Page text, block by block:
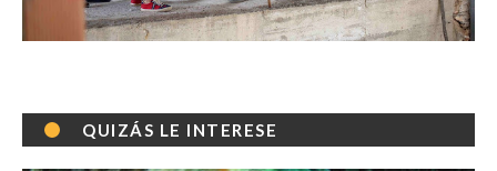
QUIZÁS LE INTERESE